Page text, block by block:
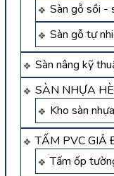
Sàn gỗ sồi -
Sàn gỗ tự
Sàn nâng kỹ
SÀN NHỰA
Kho sàn
TẤM PVC GIẢ
Tấm ốp